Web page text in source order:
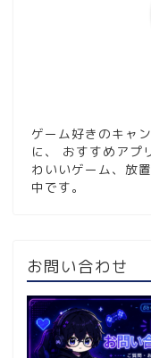
ゲーム好きのキャ
に、 おすすめアプ
わいいゲーム、放
中です。
お問い合わせ